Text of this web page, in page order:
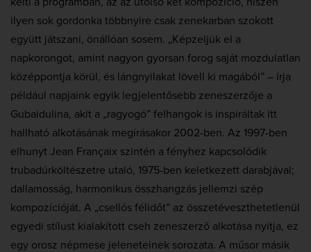
kelti a programban, az az utolsó két kompozíció, hiszen
ilyen sok gordonka többnyire csak zenekarban szokott
együtt játszani, önállóan sosem. „Képzeljük el a
napkorongot, amint nagyon gyorsan forog saját mozdulatlan
középpontja körül, és lángnyilakat lövell ki magából” – írja
például napjaink egyik legjelentősebb zeneszerzője a
Gubaidulina, akit a „ragyogó” felhangok is inspiráltak itt
hallható alkotásának megírásakor 2002-ben. Az 1997-ben
elhunyt Jean Françaix szintén a fényhez kapcsolódik
trubadúrköltészetre utaló, 1975-ben keletkezett darabjával;
dallamosság, harmonikus összhangzás jellemzi szép
kompozícióját. A „csellós félidőt” az összetéveszthetetlenül
egyedi stílust kialakított cseh zeneszerző alkotása nyitja, ez
egy orosz népmese jeleneteinek sorozata. A műsor másik